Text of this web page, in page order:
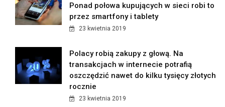
Ponad połowa kupujących w sieci robi to
przez smartfony i tablety
23 kwietnia 2019
Polacy robią zakupy z głową. Na
transakcjach w internecie potrafią
oszczędzić nawet do kilku tysięcy złotych
rocznie
23 kwietnia 2019